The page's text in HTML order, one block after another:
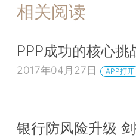
相关阅读
PPP成功的核心挑
2017年04月27日 APP打开
银行防风险升级